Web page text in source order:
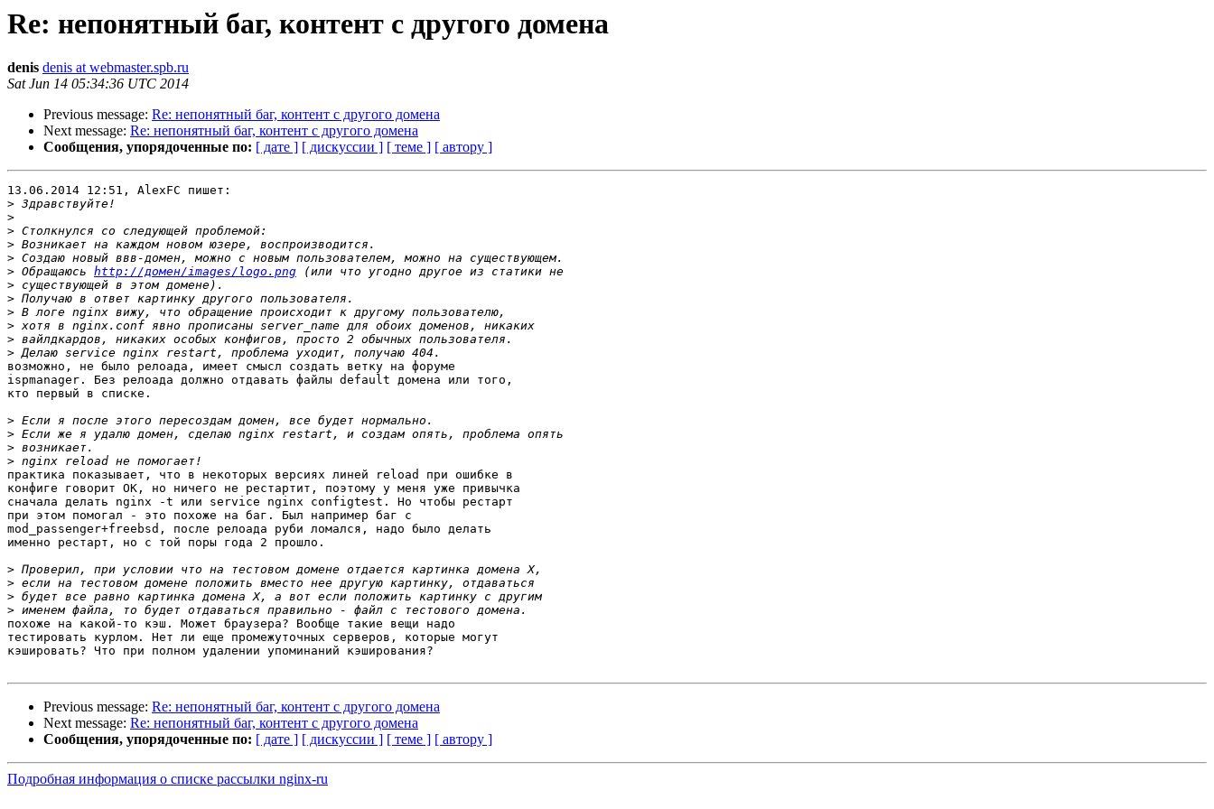
Re: непонятный баг, контент с другого домена
denis denis at webmaster.spb.ru
Sat Jun 14 05:34:36 UTC 2014
Previous message: Re: непонятный баг, контент с другого домена
Next message: Re: непонятный баг, контент с другого домена
Сообщения, упорядоченные по: [ дате ] [ дискуссии ] [ теме ] [ автору ]
13.06.2014 12:51, AlexFC пишет:
>
>
>
>
>
> Обращаюсь http://домен/images/logo.png
>
>
>
>
>
>
возможно, не было релоада, имеет смысл создать ветку на форуме
ispmanager. Без релоада должно отдавать файлы default домена или того,
кто первый в списке.
>
>
>
>
практика показывает, что в некоторых версиях линей reload при ошибке в
конфиге говорит ОК, но ничего не рестартит, поэтому у меня уже привычка
сначала делать nginx -t или service nginx configtest. Но чтобы рестарт
при этом помогал - это похоже на баг. Был например баг с
mod_passenger+freebsd, после релоада руби ломался, надо было делать
именно рестарт, но с той поры года 2 прошло.
>
>
>
>
похоже на какой-то кэш. Может браузера? Вообще такие вещи надо
тестировать курлом. Нет ли еще промежуточных серверов, которые могут
кэшировать? Что при полном удалении упоминаний кэширования?
Previous message: Re: непонятный баг, контент с другого домена
Next message: Re: непонятный баг, контент с другого домена
Сообщения, упорядоченные по: [ дате ] [ дискуссии ] [ теме ] [ автору ]
Подробная информация о списке рассылки nginx-ru